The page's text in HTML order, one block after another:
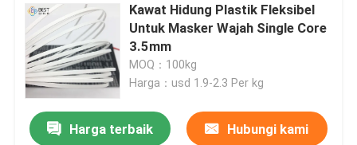
Kawat Hidung Plastik Fleksibel
Untuk Masker Wajah Single Core
3.5mm
MOQ：100kg
Harga：usd 1.9-2.3 Per kg
Harga terbaik Hubungi kami